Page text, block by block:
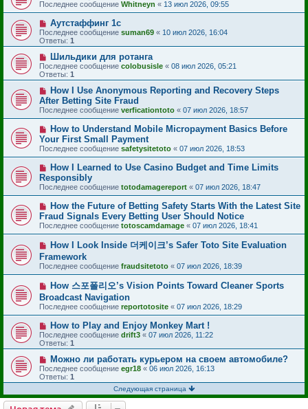
Последнее сообщение Whitneyn « 13 июл 2026, 09:55
Аутстаффинг 1с
Последнее сообщение suman69 « 10 июл 2026, 16:04
Ответы: 1
Шильдики для ротанга
Последнее сообщение colobusisle « 08 июл 2026, 05:21
Ответы: 1
How I Use Anonymous Reporting and Recovery Steps
After Betting Site Fraud
Последнее сообщение verficationtoto « 07 июл 2026, 18:57
How to Understand Mobile Micropayment Basics Before
Your First Small Payment
Последнее сообщение safetysitetoto « 07 июл 2026, 18:53
How I Learned to Use Casino Budget and Time Limits
Responsibly
Последнее сообщение totodamagereport « 07 июл 2026, 18:47
How the Future of Betting Safety Starts With the Latest Site
Fraud Signals Every Betting User Should Notice
Последнее сообщение totoscamdamage « 07 июл 2026, 18:41
How I Look Inside 더케이크’s Safer Toto Site Evaluation
Framework
Последнее сообщение fraudsitetoto « 07 июл 2026, 18:39
How 스포폴리오’s Vision Points Toward Cleaner Sports
Broadcast Navigation
Последнее сообщение reportotosite « 07 июл 2026, 18:29
How to Play and Enjoy Monkey Mart !
Последнее сообщение drift3 « 07 июл 2026, 11:22
Ответы: 1
Можно ли работать курьером на своем автомобиле?
Последнее сообщение egr18 « 06 июл 2026, 16:13
Ответы: 1
Следующая страница